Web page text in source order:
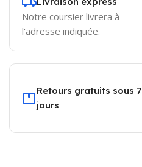
Notre coursier livrera à
l'adresse indiquée.
Retours gratuits sous 7
jours